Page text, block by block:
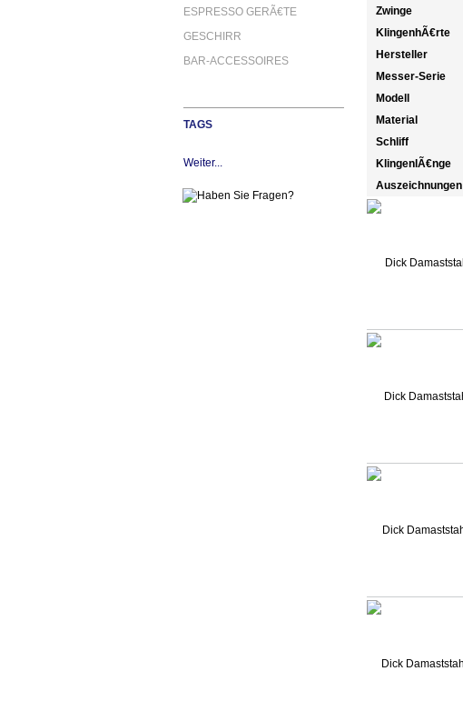
ESPRESSO GERÃ€TE
GESCHIRR
BAR-ACCESSOIRES
TAGS
Weiter...
Zwinge
KlingenhÃ€rte
Hersteller
Messer-Serie
Modell
Material
Schliff
KlingenlÃ€nge
Auszeichnungen